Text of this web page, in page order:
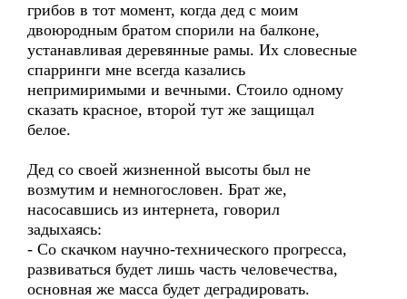
грибов в тот момент, когда дед с моим
двоюродным братом спорили на балконе,
устанавливая деревянные рамы. Их словесные
спарринги мне всегда казались
непримиримыми и вечными. Стоило одному
сказать красное, второй тут же защищал
белое.
Дед со своей жизненной высоты был не
возмутим и немногословен. Брат же,
насосавшись из интернета, говорил
задыхаясь:
- Со скачком научно-технического прогресса,
развиваться будет лишь часть человечества,
основная же масса будет деградировать.